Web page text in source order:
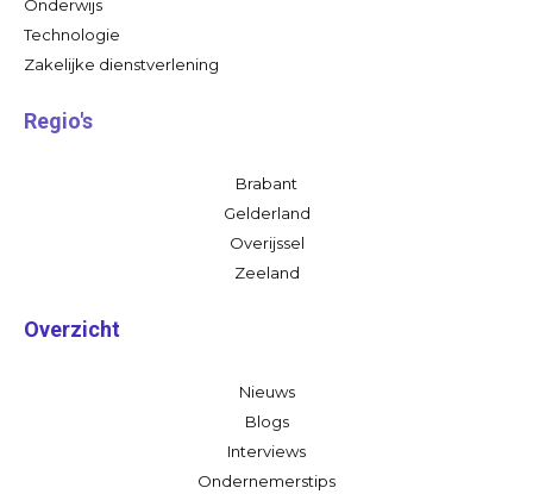
Onderwijs
Technologie
Zakelijke dienstverlening
Regio's
Brabant
Gelderland
Overijssel
Zeeland
Overzicht
Nieuws
Blogs
Interviews
Ondernemerstips